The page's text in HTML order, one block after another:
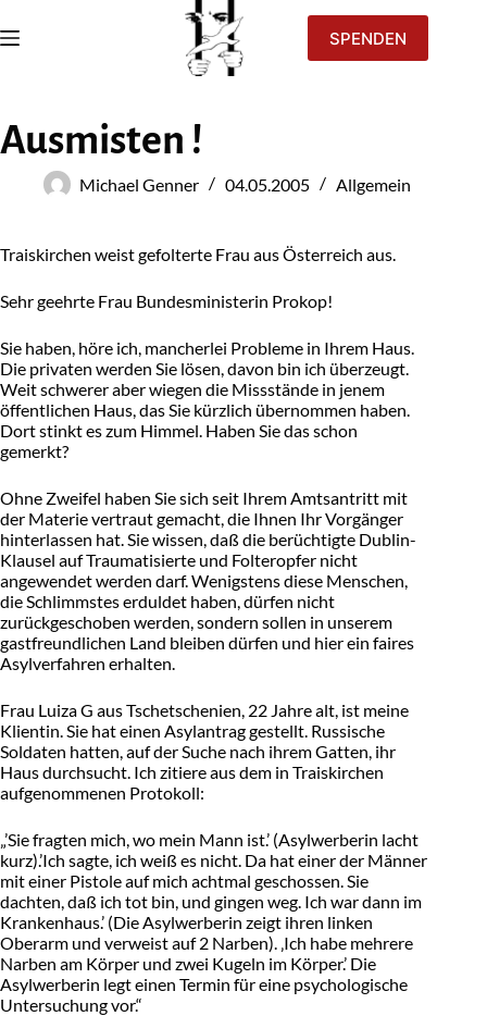
SPENDEN
Ausmisten !
Michael Genner 04.05.2005 Allgemein
Traiskirchen weist gefolterte Frau aus Österreich aus.
Sehr geehrte Frau Bundesministerin Prokop!
Sie haben, höre ich, mancherlei Probleme in Ihrem Haus.
Die privaten werden Sie lösen, davon bin ich überzeugt.
Weit schwerer aber wiegen die Missstände in jenem
öffentlichen Haus, das Sie kürzlich übernommen haben.
Dort stinkt es zum Himmel. Haben Sie das schon
gemerkt?
Ohne Zweifel haben Sie sich seit Ihrem Amtsantritt mit
der Materie vertraut gemacht, die Ihnen Ihr Vorgänger
hinterlassen hat. Sie wissen, daß die berüchtigte Dublin-
Klausel auf Traumatisierte und Folteropfer nicht
angewendet werden darf. Wenigstens diese Menschen,
die Schlimmstes erduldet haben, dürfen nicht
zurückgeschoben werden, sondern sollen in unserem
gastfreundlichen Land bleiben dürfen und hier ein faires
Asylverfahren erhalten.
Frau Luiza G aus Tschetschenien, 22 Jahre alt, ist meine
Klientin. Sie hat einen Asylantrag gestellt. Russische
Soldaten hatten, auf der Suche nach ihrem Gatten, ihr
Haus durchsucht. Ich zitiere aus dem in Traiskirchen
aufgenommenen Protokoll:
„’Sie fragten mich, wo mein Mann ist.’ (Asylwerberin lacht
kurz).’Ich sagte, ich weiß es nicht. Da hat einer der Männer
mit einer Pistole auf mich achtmal geschossen. Sie
dachten, daß ich tot bin, und gingen weg. Ich war dann im
Krankenhaus.’ (Die Asylwerberin zeigt ihren linken
Oberarm und verweist auf 2 Narben). ‚Ich habe mehrere
Narben am Körper und zwei Kugeln im Körper.’ Die
Asylwerberin legt einen Termin für eine psychologische
Untersuchung vor.“